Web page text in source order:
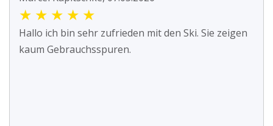
★ ★ ★ ★ ★
Hallo ich bin sehr zufrieden mit den Ski. Sie zeigen
kaum Gebrauchsspuren.